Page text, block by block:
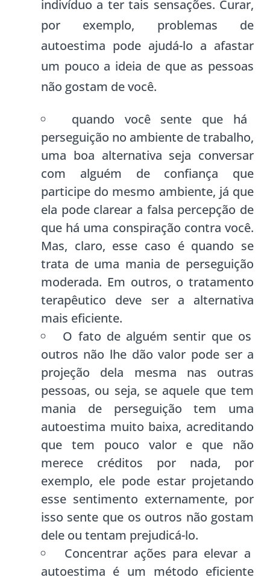
indivíduo a ter tais sensações. Curar,
por exemplo, problemas de
autoestima pode ajudá-lo a afastar
um pouco a ideia de que as pessoas
não gostam de você.
quando você sente que há
perseguição no ambiente de trabalho,
uma boa alternativa seja conversar
com alguém de confiança que
participe do mesmo ambiente, já que
ela pode clarear a falsa percepção de
que há uma conspiração contra você.
Mas, claro, esse caso é quando se
trata de uma mania de perseguição
moderada. Em outros, o tratamento
terapêutico deve ser a alternativa
mais eficiente.
O fato de alguém sentir que os
outros não lhe dão valor pode ser a
projeção dela mesma nas outras
pessoas, ou seja, se aquele que tem
mania de perseguição tem uma
autoestima muito baixa, acreditando
que tem pouco valor e que não
merece créditos por nada, por
exemplo, ele pode estar projetando
esse sentimento externamente, por
isso sente que os outros não gostam
dele ou tentam prejudicá-lo.
Concentrar ações para elevar a
autoestima é um método eficiente